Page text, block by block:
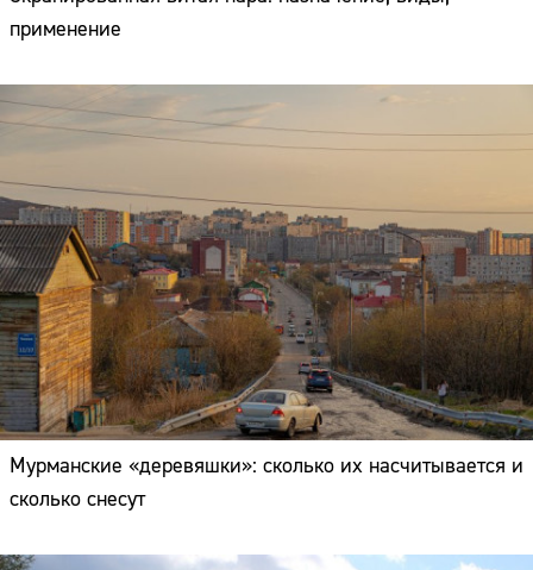
применение
Мурманские «деревяшки»: сколько их насчитывается и
сколько снесут